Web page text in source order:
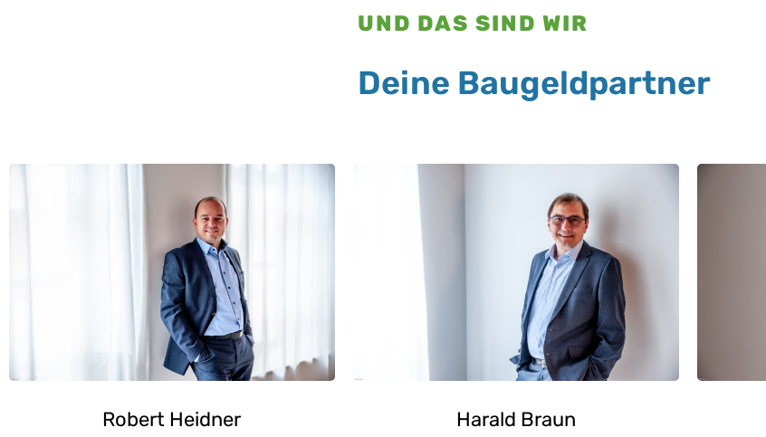
UND DAS SIND WIR
Deine Baugeldpartner
Robert Heidner Harald Braun